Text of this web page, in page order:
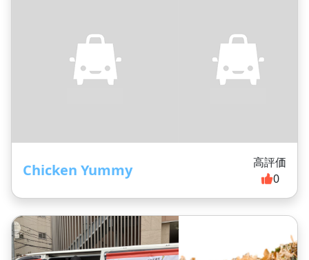
Chicken Yummy
高評価
0